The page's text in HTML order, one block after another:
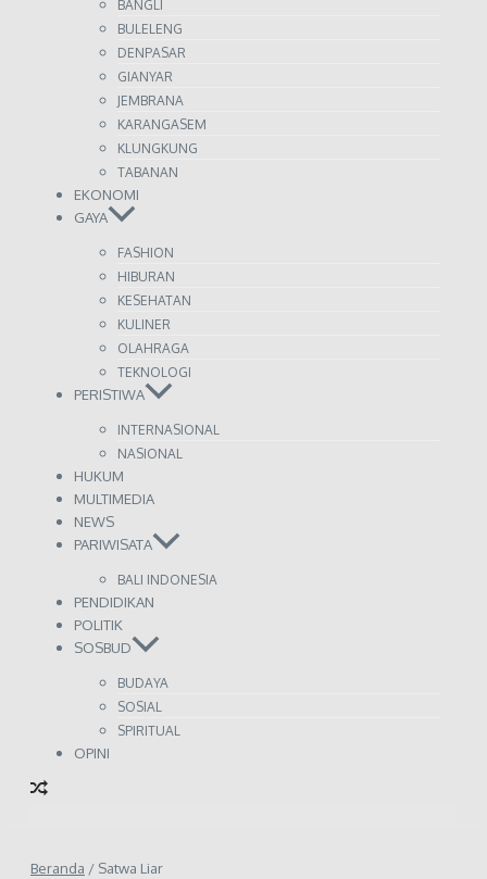
BANGLI
BULELENG
DENPASAR
GIANYAR
JEMBRANA
KARANGASEM
KLUNGKUNG
TABANAN
EKONOMI
GAYA
FASHION
HIBURAN
KESEHATAN
KULINER
OLAHRAGA
TEKNOLOGI
PERISTIWA
INTERNASIONAL
NASIONAL
HUKUM
MULTIMEDIA
NEWS
PARIWISATA
BALI INDONESIA
PENDIDIKAN
POLITIK
SOSBUD
BUDAYA
SOSIAL
SPIRITUAL
OPINI
Beranda / Satwa Liar